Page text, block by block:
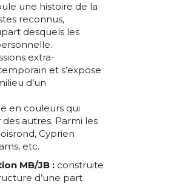
une histoire de la
reconnus,
desquels les
extra-
et s’expose
d’un
en couleurs qui
autres. Parmi les
Cyprien
etc.
MB/JB : construite
d’une part